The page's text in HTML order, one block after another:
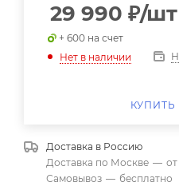
29 990 ₽/шт
+ 600 на счет
Нет в наличии
КУПИТЬ
Доставка в Россию
Доставка по Москве —
Самовывоз — бесплатно